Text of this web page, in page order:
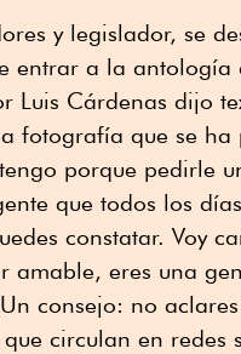
y legislador, se
entrar a la antología
Luis Cárdenas dijo
fotografía que se ha
porque pedirle
que todos los
constatar. Voy
amable, eres una
consejo: no
circulan en redes